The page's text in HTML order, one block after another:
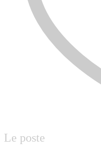
Le poste